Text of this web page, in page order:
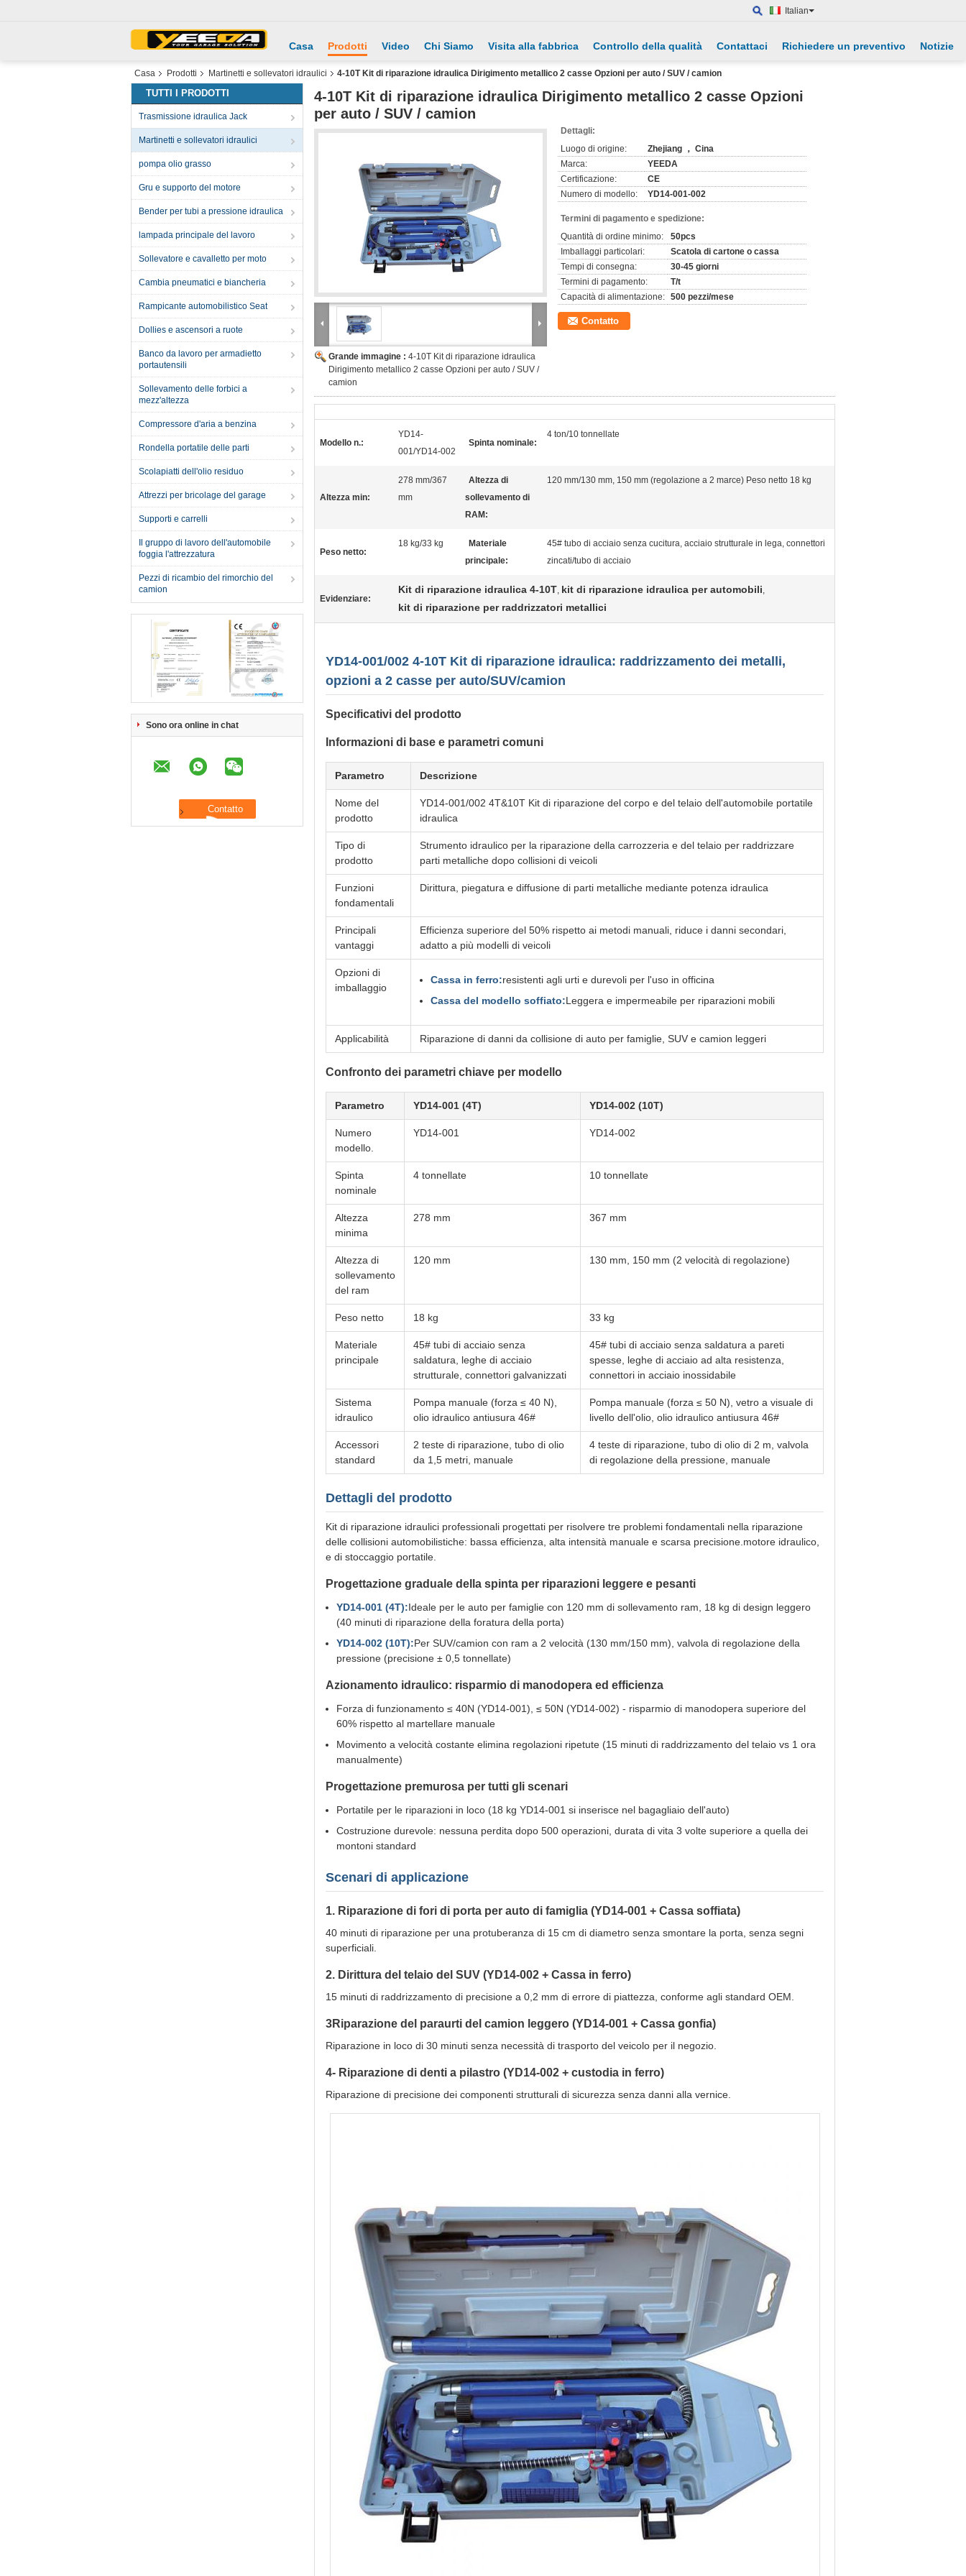
Italian
Casa Prodotti Video Chi Siamo Visita alla fabbrica Controllo della qualità Contattaci Richiedere un preventivo Notizie
Casa Prodotti Martinetti e sollevatori idraulici 4-10T Kit di riparazione idraulica Dirigimento metallico 2 casse Opzioni per auto / SUV / camion
TUTTI I PRODOTTI
Trasmissione idraulica Jack
Martinetti e sollevatori idraulici
pompa olio grasso
Gru e supporto del motore
Bender per tubi a pressione idraulica
lampada principale del lavoro
Sollevatore e cavalletto per moto
Cambia pneumatici e biancheria
Rampicante automobilistico Seat
Dollies e ascensori a ruote
Banco da lavoro per armadietto
portautensili
Sollevamento delle forbici a
mezz'altezza
Compressore d'aria a benzina
Rondella portatile delle parti
Scolapiatti dell'olio residuo
Attrezzi per bricolage del garage
Supporti e carrelli
Il gruppo di lavoro dell'automobile
foggia l'attrezzatura
Pezzi di ricambio del rimorchio del
camion
Sono ora online in chat
4-10T Kit di riparazione idraulica Dirigimento metallico 2 casse Opzioni
per auto / SUV / camion
Grande immagine : 4-10T Kit di riparazione idraulica
Dirigimento metallico 2 casse Opzioni per auto / SUV /
camion
Dettagli:
Luogo di origine:
Zhejiang ， Cina
Marca:
YEEDA
Certificazione:
CE
Numero di modello:
YD14-001-002
Termini di pagamento e spedizione:
Quantità di ordine minimo:
50pcs
Imballaggi particolari:
Scatola di cartone o cassa
Tempi di consegna:
30-45 giorni
Termini di pagamento:
T/t
Capacità di alimentazione: 500 pezzi/mese
Contatto
Modello n.:
YD14-
001/YD14-002
Spinta nominale:
4 ton/10 tonnellate
Altezza min:
278 mm/367
mm
Altezza di
sollevamento di
RAM:
120 mm/130 mm, 150 mm (regolazione a 2 marce) Peso netto 18 kg
Peso netto:
18 kg/33 kg
Materiale
principale:
45# tubo di acciaio senza cucitura, acciaio strutturale in lega, connettori
zincati/tubo di acciaio
Evidenziare:
Kit di riparazione idraulica 4-10T, kit di riparazione idraulica per automobili,
kit di riparazione per raddrizzatori metallici
YD14-001/002 4-10T Kit di riparazione idraulica: raddrizzamento dei metalli,
opzioni a 2 casse per auto/SUV/camion
Specificativi del prodotto
Informazioni di base e parametri comuni
Parametro Descrizione
Nome del
prodotto
YD14-001/002 4T&10T Kit di riparazione del corpo e del telaio dell'automobile portatile
idraulica
Tipo di
prodotto
Strumento idraulico per la riparazione della carrozzeria e del telaio per raddrizzare
parti metalliche dopo collisioni di veicoli
Funzioni
fondamentali
Dirittura, piegatura e diffusione di parti metalliche mediante potenza idraulica
Principali
vantaggi
Efficienza superiore del 50% rispetto ai metodi manuali, riduce i danni secondari,
adatto a più modelli di veicoli
Opzioni di
imballaggio
Cassa in ferro:resistenti agli urti e durevoli per l'uso in officina
Cassa del modello soffiato:Leggera e impermeabile per riparazioni mobili
Applicabilità Riparazione di danni da collisione di auto per famiglie, SUV e camion leggeri
Confronto dei parametri chiave per modello
Parametro YD14-001 (4T) YD14-002 (10T)
Numero
modello.
YD14-001 YD14-002
Spinta
nominale
4 tonnellate 10 tonnellate
Altezza
minima
278 mm 367 mm
Altezza di
sollevamento
del ram
120 mm 130 mm, 150 mm (2 velocità di regolazione)
Peso netto 18 kg 33 kg
Materiale
principale
45# tubi di acciaio senza
saldatura, leghe di acciaio
strutturale, connettori galvanizzati
45# tubi di acciaio senza saldatura a pareti
spesse, leghe di acciaio ad alta resistenza,
connettori in acciaio inossidabile
Sistema
idraulico
Pompa manuale (forza ≤ 40 N),
olio idraulico antiusura 46#
Pompa manuale (forza ≤ 50 N), vetro a visuale di
livello dell'olio, olio idraulico antiusura 46#
Accessori
standard
2 teste di riparazione, tubo di olio
da 1,5 metri, manuale
4 teste di riparazione, tubo di olio di 2 m, valvola
di regolazione della pressione, manuale
Dettagli del prodotto
Kit di riparazione idraulici professionali progettati per risolvere tre problemi fondamentali nella riparazione
delle collisioni automobilistiche: bassa efficienza, alta intensità manuale e scarsa precisione.motore idraulico,
e di stoccaggio portatile.
Progettazione graduale della spinta per riparazioni leggere e pesanti
YD14-001 (4T):Ideale per le auto per famiglie con 120 mm di sollevamento ram, 18 kg di design leggero
(40 minuti di riparazione della foratura della porta)
YD14-002 (10T):Per SUV/camion con ram a 2 velocità (130 mm/150 mm), valvola di regolazione della
pressione (precisione ± 0,5 tonnellate)
Azionamento idraulico: risparmio di manodopera ed efficienza
Forza di funzionamento ≤ 40N (YD14-001), ≤ 50N (YD14-002) - risparmio di manodopera superiore del
60% rispetto al martellare manuale
Movimento a velocità costante elimina regolazioni ripetute (15 minuti di raddrizzamento del telaio vs 1 ora
manualmente)
Progettazione premurosa per tutti gli scenari
Portatile per le riparazioni in loco (18 kg YD14-001 si inserisce nel bagagliaio dell'auto)
Costruzione durevole: nessuna perdita dopo 500 operazioni, durata di vita 3 volte superiore a quella dei
montoni standard
Scenari di applicazione
1. Riparazione di fori di porta per auto di famiglia (YD14-001 + Cassa soffiata)
40 minuti di riparazione per una protuberanza di 15 cm di diametro senza smontare la porta, senza segni
superficiali.
2. Dirittura del telaio del SUV (YD14-002 + Cassa in ferro)
15 minuti di raddrizzamento di precisione a 0,2 mm di errore di piattezza, conforme agli standard OEM.
3Riparazione del paraurti del camion leggero (YD14-001 + Cassa gonfia)
Riparazione in loco di 30 minuti senza necessità di trasporto del veicolo per il negozio.
4- Riparazione di denti a pilastro (YD14-002 + custodia in ferro)
Riparazione di precisione dei componenti strutturali di sicurezza senza danni alla vernice.